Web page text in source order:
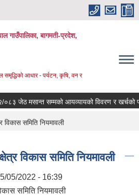
गाउँपालिका, बागमती-प्रदेश,
समृद्धिको आधार - पर्यटन, कृषि, वन र
मसान्त सम्मको आयव्यायको विवरण र खर्चको
विकास समिति नियमावली
विकास समिति नियमावली
05/2022 - 16:39
समिति नियमावली